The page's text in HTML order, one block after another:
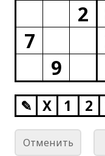
2
7
9
✎ X 1 2
Отменить